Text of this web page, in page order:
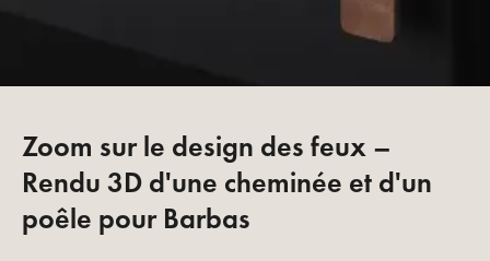
Zoom sur le design des feux –
Rendu 3D d'une cheminée et d'un
poêle pour Barbas